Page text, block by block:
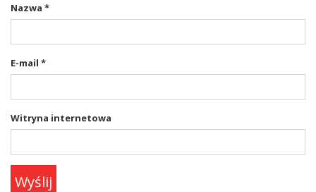
Nazwa *
E-mail *
Witryna internetowa
Wyślij